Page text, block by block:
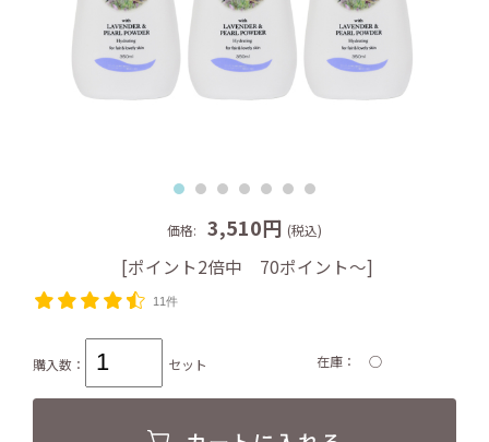
価格: 3,510円 (税込)
[ポイント2倍中 70ポイント～]
11件
購入数： セット 在庫 ○